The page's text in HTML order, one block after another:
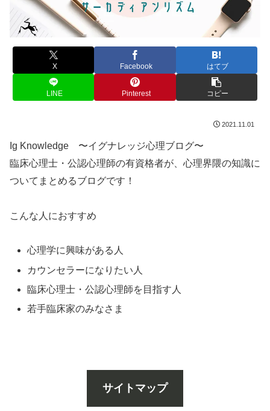
X Facebook はてブ
LINE Pinterest コピー
2021.11.01
Ig Knowledge 〜イグナレッジ心理ブログ〜
臨床心理士・公認心理師の有資格者が、心理界隈の知識に
ついてまとめるブログです！
こんな人におすすめ
心理学に興味がある人
カウンセラーになりたい人
臨床心理士・公認心理師を目指す人
若手臨床家のみなさま
サイトマップ